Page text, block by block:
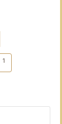
1